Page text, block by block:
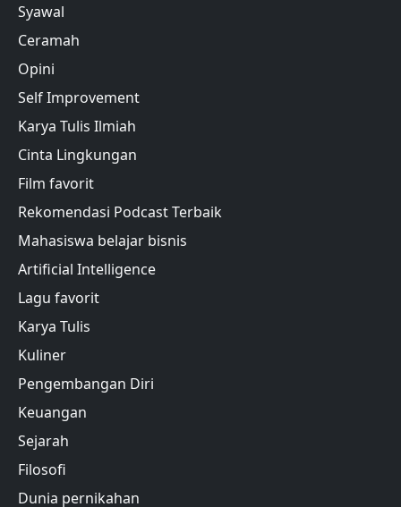
Syawal
Ceramah
Opini
Self Improvement
Karya Tulis Ilmiah
Cinta Lingkungan
Film favorit
Rekomendasi Podcast Terbaik
Mahasiswa belajar bisnis
Artificial Intelligence
Lagu favorit
Karya Tulis
Kuliner
Pengembangan Diri
Keuangan
Sejarah
Filosofi
Dunia pernikahan